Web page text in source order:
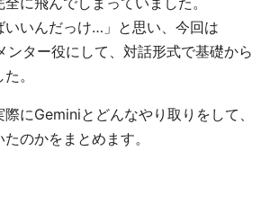
いいんだっけ…」と思い、今回は
ンター役にして、対話形式で基礎から
。
にGeminiとどんなやり取りをして、
のかをまとめます。